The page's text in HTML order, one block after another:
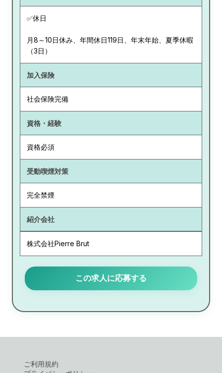
✅休日
月8～10日休み、年間休日119日、年末年始、夏季休暇
（3日）
加入保険
社会保険完備
資格・経験
資格必須
受動喫煙対策
完全禁煙
紹介会社
株式会社Pierre Brut
この求人に応募する
ご利用規約